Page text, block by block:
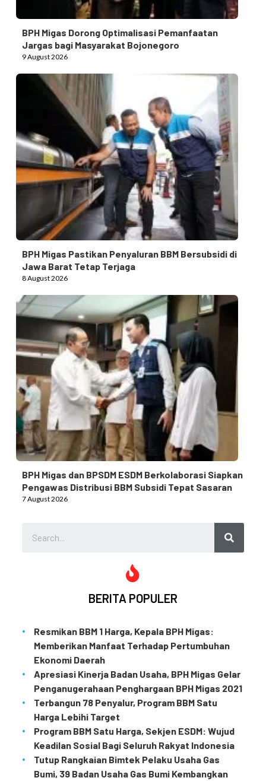
BPH Migas Dorong Optimalisasi Pemanfaatan
Jargas bagi Masyarakat Bojonegoro
9 August 2026
BPH Migas Pastikan Penyaluran BBM Bersubsidi di
Jawa Barat Tetap Terjaga
8 August 2026
BPH Migas dan BPSDM ESDM Berkolaborasi Siapkan
Pengawas Distribusi BBM Subsidi Tepat Sasaran
7 August 2026
BERITA POPULER
Resmikan BBM 1 Harga, Kepala BPH Migas:
Memberikan Manfaat Terhadap Pertumbuhan
Ekonomi Daerah
Apresiasi Kinerja Badan Usaha, BPH Migas Gelar
Penganugerahaan Penghargaan BPH Migas 2021
Terbangun 78 Penyalur, Program BBM Satu
Harga Lebihi Target
Program BBM Satu Harga, Sekjen ESDM: Wujud
Keadilan Sosial Bagi Seluruh Rakyat Indonesia
Tutup Rangkaian Bimtek Pelaku Usaha Gas
Bumi, 39 Badan Usaha Gas Bumi Kembangkan